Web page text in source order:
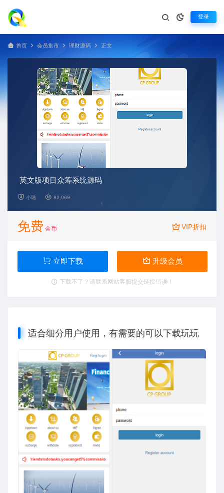
登录
首页 会员集市 理财源码 正文
英文版项目众筹系统源码
小璐 82,069
免费 金币 VIP折扣
立即下载 升级会员
下载不了？请联系网站客服提交链接错误！
适合细分用户使用，有需要的可以下载玩玩